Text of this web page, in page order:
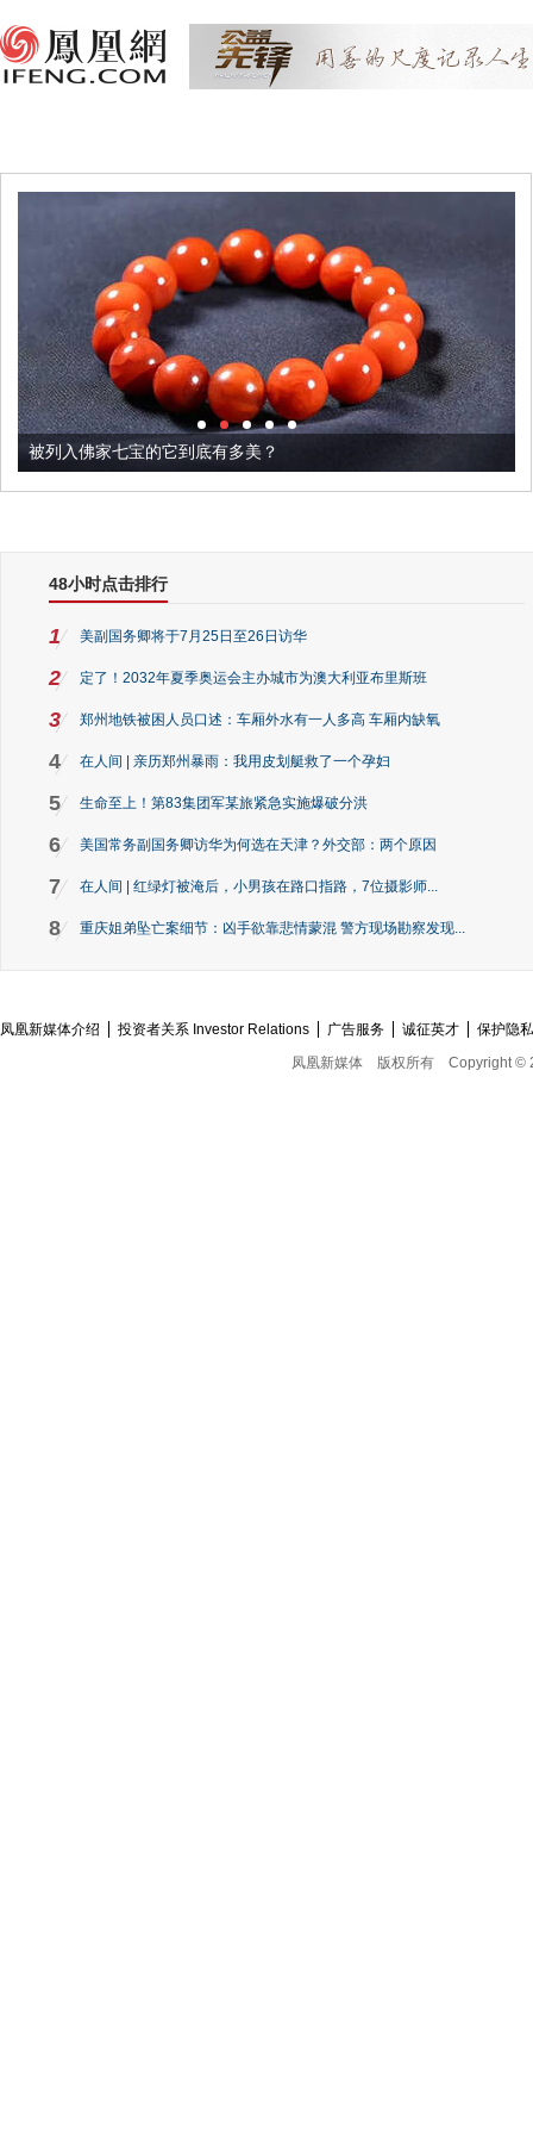
被列入佛家七宝的它到底有多美？
48小时点击排行
1 美副国务卿将于7月25日至26日访华
2 定了！2032年夏季奥运会主办城市为澳大利亚布里斯班
3 郑州地铁被困人员口述：车厢外水有一人多高 车厢内缺氧
4 在人间 | 亲历郑州暴雨：我用皮划艇救了一个孕妇
5 生命至上！第83集团军某旅紧急实施爆破分洪
6 美国常务副国务卿访华为何选在天津？外交部：两个原因
7 在人间 | 红绿灯被淹后，小男孩在路口指路，7位摄影师...
8 重庆姐弟坠亡案细节：凶手欲靠悲情蒙混 警方现场勘察发现...
凤凰新媒体介绍 投资者关系 Investor Relations 广告服务 诚征英才
保护隐
凤凰新媒体
版权所有 Copyright ©